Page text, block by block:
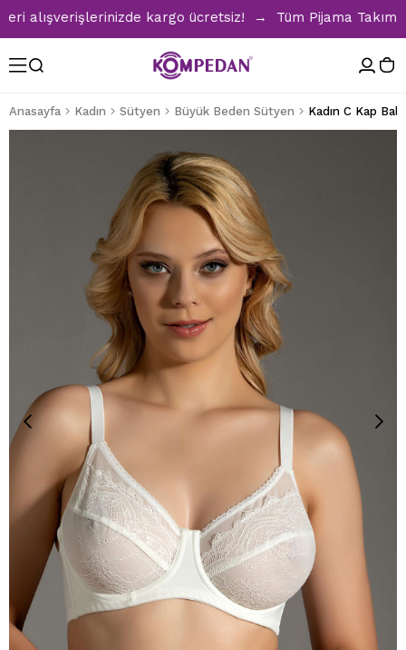
alışverişlerinizde kargo ücretsiz! → Tüm Pijama
Anasayfa Kadın Sütyen Büyük Beden Sütyen